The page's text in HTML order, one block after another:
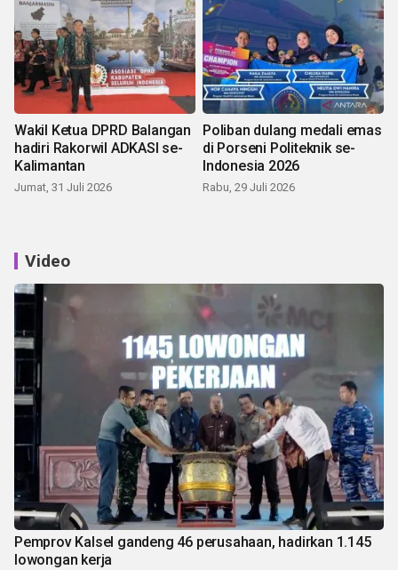
Wakil Ketua DPRD Balangan
hadiri Rakorwil ADKASI se-
Kalimantan
Jumat, 31 Juli 2026
Poliban dulang medali emas
di Porseni Politeknik se-
Indonesia 2026
Rabu, 29 Juli 2026
Video
Pemprov Kalsel gandeng 46 perusahaan, hadirkan 1.145
lowongan kerja